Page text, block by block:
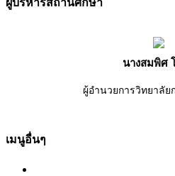
นางสมพิศ
ผู้อำนวยการวิทยาลัย
เมนูอื่นๆ